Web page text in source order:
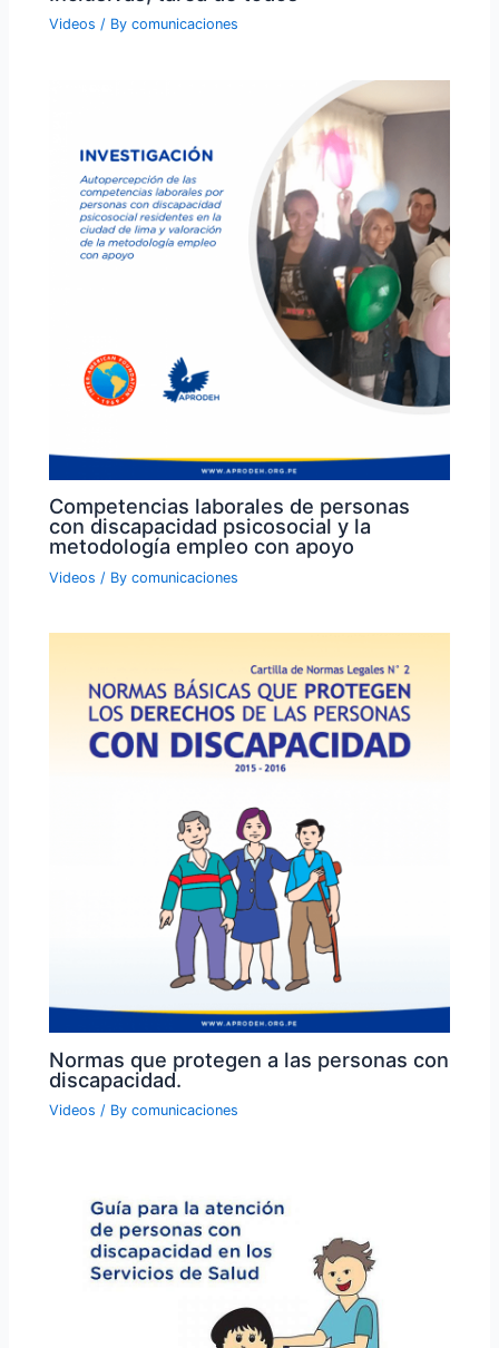
Videos / Bycomunicaciones
Competencias laborales de personas
con discapacidad psicosocial y la
metodología empleo con apoyo
Videos / Bycomunicaciones
Normas que protegen a las personas con
discapacidad.
Videos / Bycomunicaciones